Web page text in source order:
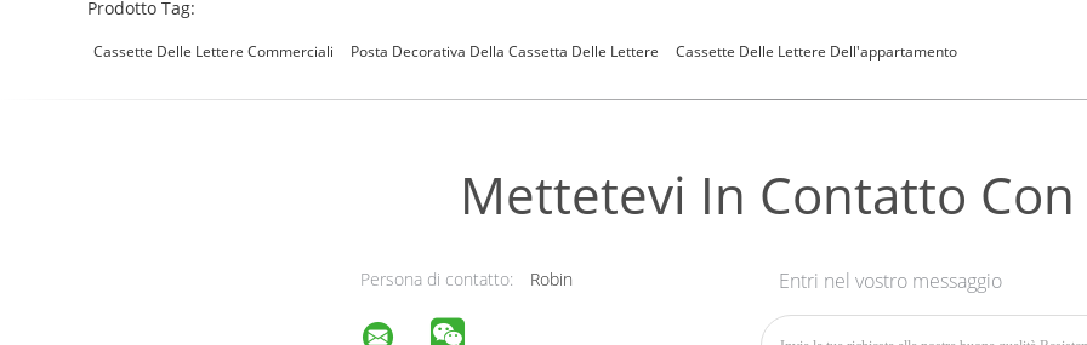
Prodotto Tag:
Cassette Delle Lettere Commerciali Posta Decorativa Della Cassetta Delle Lettere Cassette Delle Lettere Dell'appartamento
Mettetevi In ​​contatto
Persona di contatto: Robin Entri nel vostro messaggio